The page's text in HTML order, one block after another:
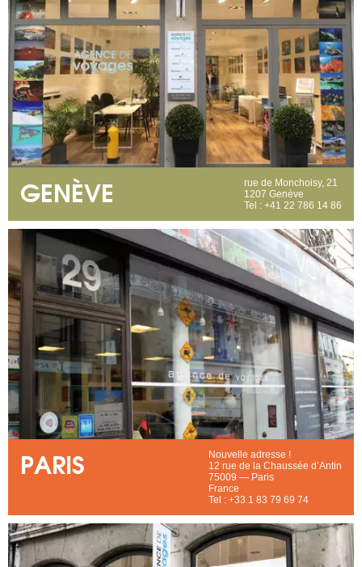
GENÈVE
rue de Monchoisy, 21
1207 Genève
Tel : +41 22 786 14 86
PARIS
Nouvelle adresse !
12 rue de la Chaussée d’Antin
75009 — Paris
France
Tel : +33 1 83 79 69 74